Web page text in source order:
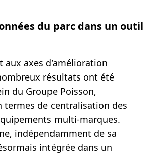
du parc dans un outil
aux axes d’amélioration
résultats ont été
du Groupe Poisson,
termes de centralisation des
multi-marques.
indépendamment de sa
intégrée dans un